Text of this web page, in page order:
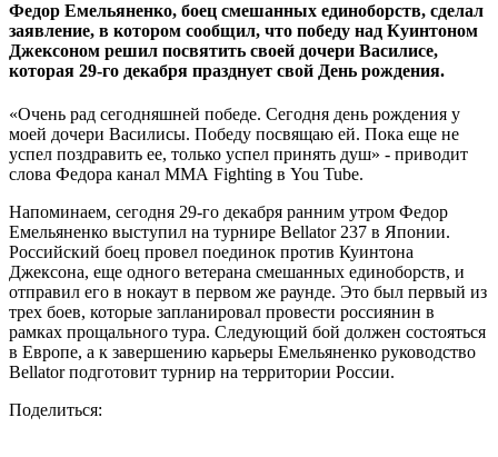
Федор Емельяненко, боец смешанных единоборств, сделал
заявление, в котором сообщил, что победу над Куинтоном
Джексоном решил посвятить своей дочери Василисе,
которая 29-го декабря празднует свой День рождения.
«Очень рад сегодняшней победе. Сегодня день рождения у
моей дочери Василисы. Победу посвящаю ей. Пока еще не
успел поздравить ее, только успел принять душ» - приводит
слова Федора канал ММА Fighting в You Tube.
Напоминаем, сегодня 29-го декабря ранним утром Федор
Емельяненко выступил на турнире Bellator237 в Японии.
Российский боец провел поединок против Куинтона
Джексона, еще одного ветерана смешанных единоборств, и
отправил его в нокаут в первом же раунде. Это был первый из
трех боев, которые запланировал провести россиянин в
рамках прощального тура. Следующий бой должен состояться
в Европе, а к завершению карьеры Емельяненко руководство
Bellatorподготовит турнир на территории России.
Поделиться: